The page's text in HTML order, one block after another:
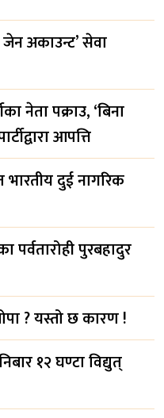
अकाउन्ट’ सेवा
नेता पक्राउ, ‘बिना
आपत्ति
भारतीय दुई नागरिक
पर्वतारोही पुरबहादुर
? यस्तो छ कारण !
१२ घण्टा विद्युत्